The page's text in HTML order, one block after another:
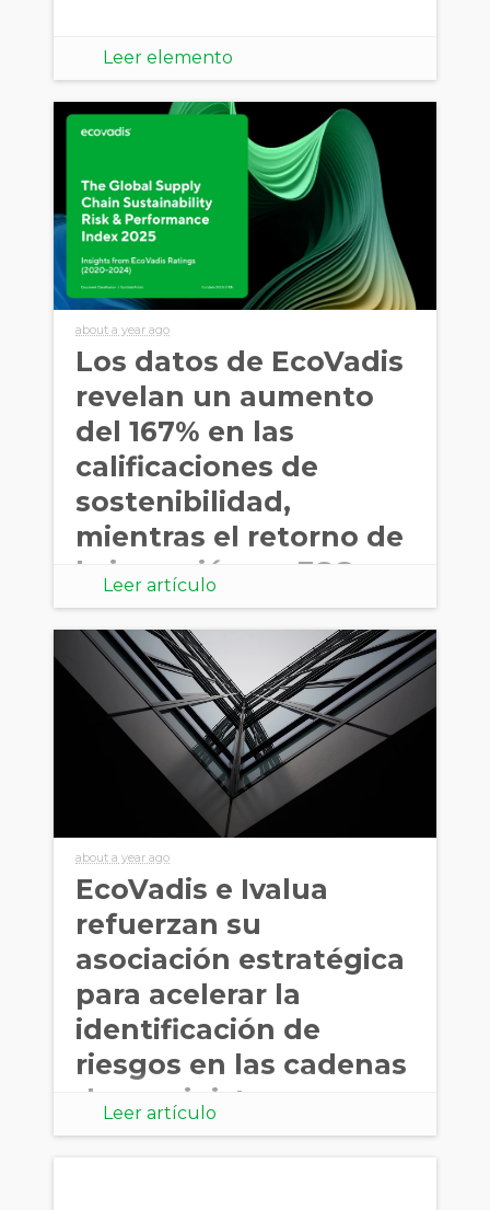
Leer elemento
about a year ago
Los datos de EcoVadis
revelan un aumento
del 167% en las
calificaciones de
sostenibilidad,
mientras el retorno de
la inversión en ESG
gana
Leer artículo
about a year ago
EcoVadis e Ivalua
refuerzan su
asociación estratégica
para acelerar la
identificación de
riesgos en las cadenas
de suministro
Leer artículo